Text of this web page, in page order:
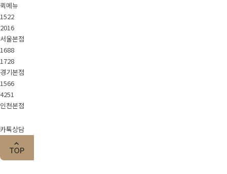
퀵메뉴
1522
2016
서울본점
1688
1728
경기본점
1566
4251
인천본점
카톡상담